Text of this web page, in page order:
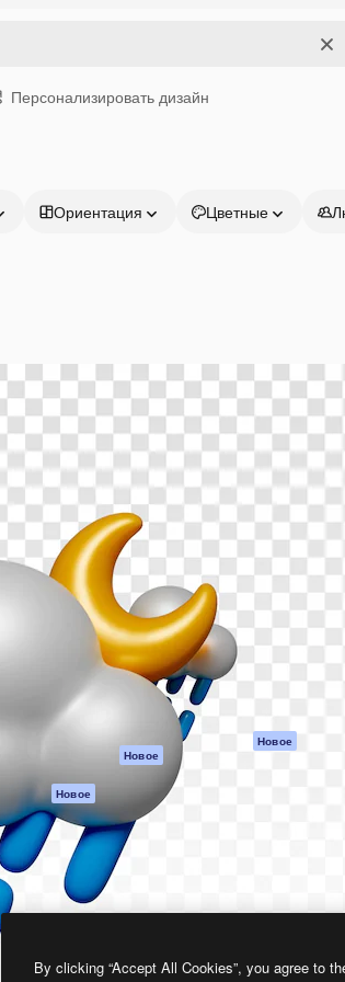
Персонализировать дизайн
Ориентация Цветные
Продукция
ИИ-помощник
Генератор
изображений ИИ
Генератор видео
Генератор голоса
на основе ИИ
Стоковый контент
Claude/ChatGPT
Новое
Агенты Новое
API
Мобильное
приложение
Все инструменты
Magnific
Начать
Документация по
Пакету ИИ
Служба
поддержки
Условия и
положения
Политика
конфиденциальности
Оригиналы
Новое
Политика файлов
cookie
By clicking “Accept All Cookies”, you agree to